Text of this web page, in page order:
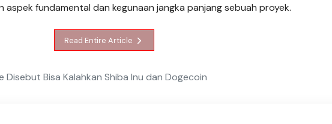
fundamental dan kegunaan jangka panjang sebuah proyek.
Read Entire Article
Disebut Bisa Kalahkan Shiba Inu dan Dogecoin